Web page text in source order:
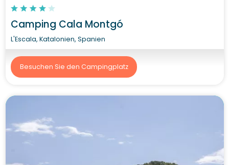
Camping Cala Montgó
L'Escala, Katalonien, Spanien
Besuchen Sie den Campingplatz